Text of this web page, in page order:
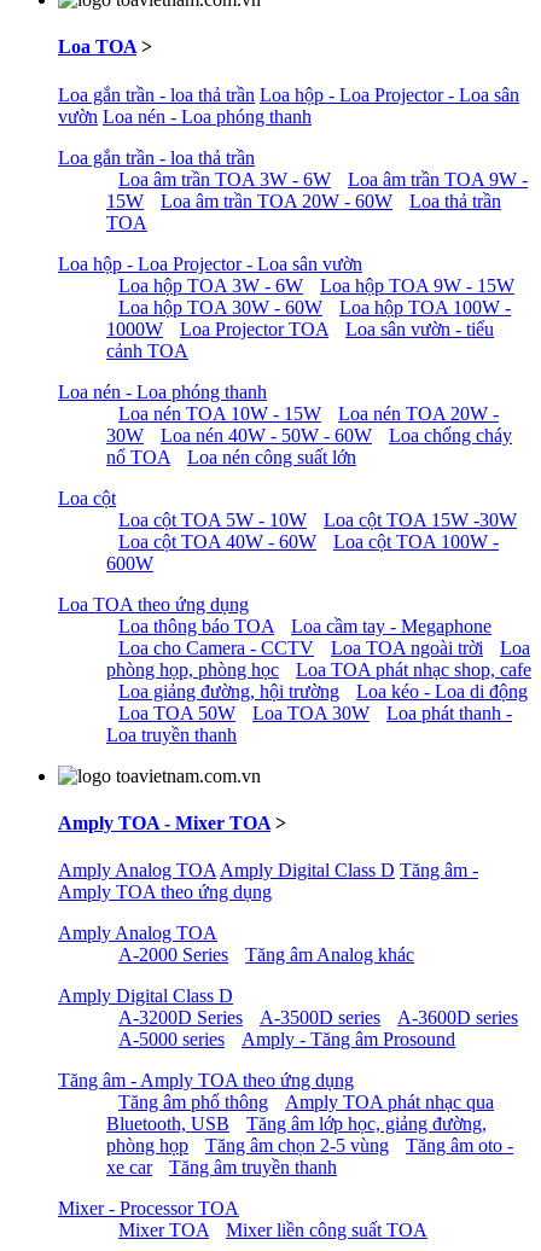
Loa TOA >
Loa gắn trần - loa thả trần Loa hộp - Loa Projector - Loa sân
vườn Loa nén - Loa phóng thanh
Loa gắn trần - loa thả trần
Loa âm trần TOA 3W - 6W
Loa âm trần TOA 9W -
15W
Loa âm trần TOA 20W - 60W
Loa thả trần
TOA
Loa hộp - Loa Projector - Loa sân vườn
Loa hộp TOA 3W - 6W
Loa hộp TOA 9W - 15W
Loa hộp TOA 30W - 60W
Loa hộp TOA 100W -
1000W
Loa Projector TOA
Loa sân vườn - tiểu
cảnh TOA
Loa nén - Loa phóng thanh
Loa nén TOA 10W - 15W
Loa nén TOA 20W -
30W
Loa nén 40W - 50W - 60W
Loa chống cháy
nổ TOA
Loa nén công suất lớn
Loa cột
Loa cột TOA 5W - 10W
Loa cột TOA 15W -30W
Loa cột TOA 40W - 60W
Loa cột TOA 100W -
600W
Loa TOA theo ứng dụng
Loa thông báo TOA
Loa cầm tay - Megaphone
Loa cho Camera - CCTV
Loa TOA ngoài trời
Loa
phòng họp, phòng học
Loa TOA phát nhạc shop, cafe
Loa giảng đường, hội trường
Loa kéo - Loa di động
Loa TOA 50W
Loa TOA 30W
Loa phát thanh -
Loa truyền thanh
Amply TOA - Mixer TOA >
Amply Analog TOA Amply Digital Class D Tăng âm -
Amply TOA theo ứng dụng
Amply Analog TOA
A-2000 Series
Tăng âm Analog khác
Amply Digital Class D
A-3200D Series
A-3500D series
A-3600D series
A-5000 series
Amply - Tăng âm Prosound
Tăng âm - Amply TOA theo ứng dụng
Tăng âm phổ thông
Amply TOA phát nhạc qua
Bluetooth, USB
Tăng âm lớp học, giảng đường,
phòng họp
Tăng âm chọn 2-5 vùng
Tăng âm oto -
xe car
Tăng âm truyền thanh
Mixer - Processor TOA
Mixer TOA
Mixer liền công suất TOA